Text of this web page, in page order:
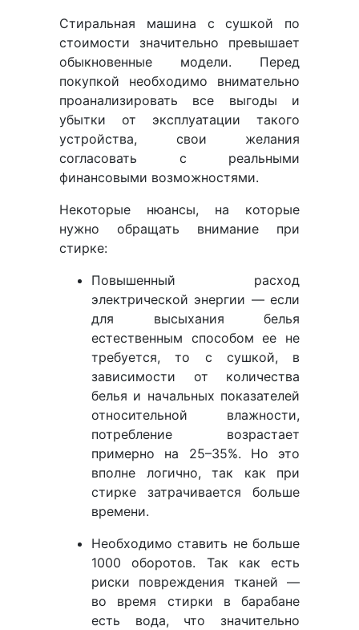
Стиральная машина с сушкой по
стоимости значительно превышает
обыкновенные модели. Перед
покупкой необходимо внимательно
проанализировать все выгоды и
убытки от эксплуатации такого
устройства, свои желания
согласовать с реальными
финансовыми возможностями.
Некоторые нюансы, на которые
нужно обращать внимание при
стирке:
Повышенный расход
электрической энергии — если
для высыхания белья
естественным способом ее не
требуется, то с сушкой, в
зависимости от количества
белья и начальных показателей
относительной влажности,
потребление возрастает
примерно на 25–35%. Но это
вполне логично, так как при
стирке затрачивается больше
времени.
Необходимо ставить не больше
1000 оборотов. Так как есть
риски повреждения тканей —
во время стирки в барабане
есть вода, что значительно